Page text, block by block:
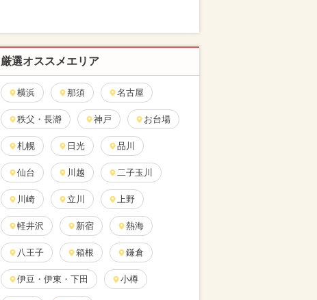
厳選オススメエリア
横浜 那須 名古屋
秩父・長瀞 神戸 お台場
札幌 日光 品川
仙台 川越 二子玉川
川崎 立川 上野
軽井沢 新宿 熱海
八王子 箱根 鎌倉
伊豆・伊東・下田 小樽